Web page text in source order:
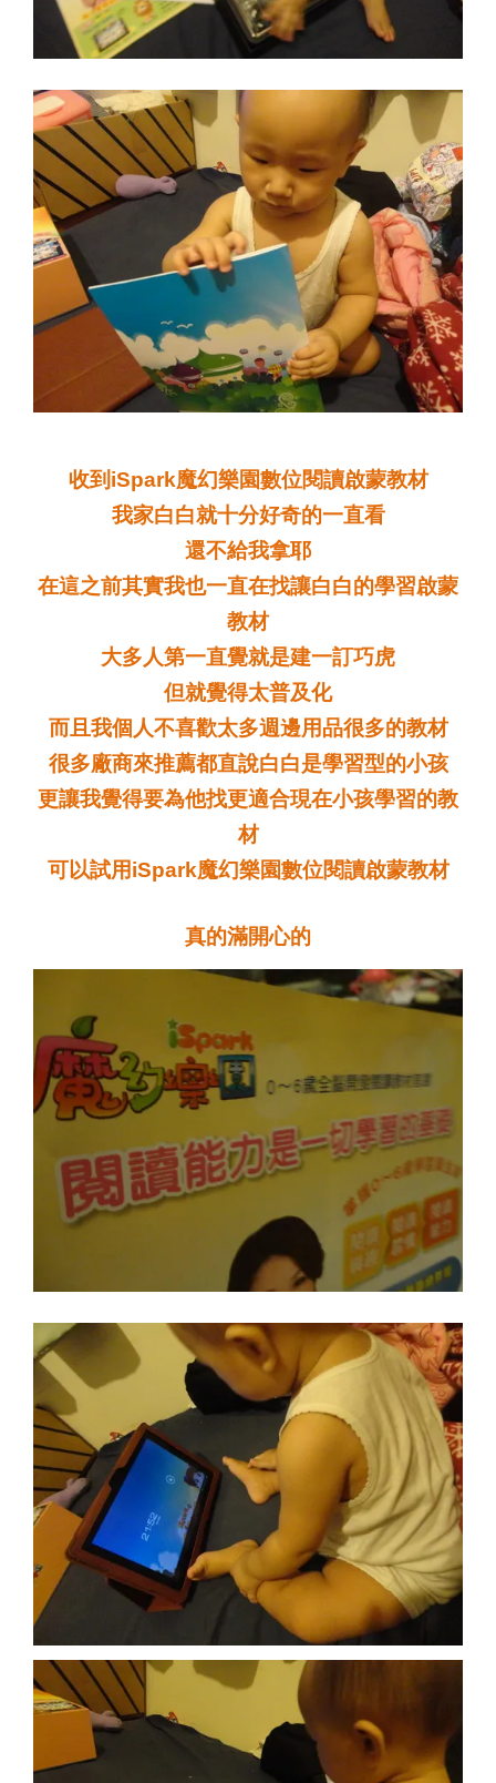
收到iSpark魔幻樂園數位閱讀啟蒙教材
我家白白就十分好奇的一直看
還不給我拿耶
在這之前其實我也一直在找讓白白的學習啟蒙
教材
大多人第一直覺就是建一訂巧虎
但就覺得太普及化
而且我個人不喜歡太多週邊用品很多的教材
很多廠商來推薦都直說白白是學習型的小孩
更讓我覺得要為他找更適合現在小孩學習的教
材
可以試用iSpark魔幻樂園數位閱讀啟蒙教材
真的滿開心的